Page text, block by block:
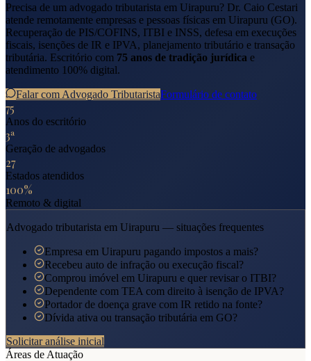
Precisa de um advogado tributarista em Uirapuru? Dr. Caio Cestari
atende remotamente empresas e pessoas físicas em Uirapuru (GO).
Recuperação de PIS/COFINS, ITBI e INSS, defesa em execuções
fiscais, isenções de IR e IPVA, planejamento tributário e transação
tributária. Escritório com 75 anos de tradição jurídica e
atendimento 100% digital.
Falar com Advogado TributaristaFormulário de contato
75
Anos do escritório
3ª
Geração de advogados
27
Estados atendidos
100%
Remoto & digital
Advogado tributarista em Uirapuru — situações frequentes
Empresa em Uirapuru pagando impostos a mais?
Recebeu auto de infração ou execução fiscal?
Comprou imóvel em Uirapuru e quer revisar o ITBI?
Dependente com TEA com direito à isenção de IPVA?
Portador de doença grave com IR retido na fonte?
Dívida ativa ou transação tributária em GO?
Solicitar análise inicial
Áreas de Atuação